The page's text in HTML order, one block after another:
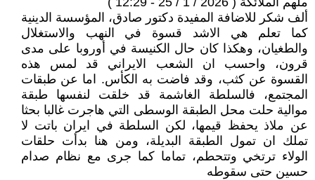
ألف شكر للاضافة المفيدة دكتور صادق، المؤسسة الدينية
كما تعلم هي الاشد قسوة في النهب والاستغلال
والطغيان، وهكذا كان حال الكنيسة في أوروبا على مدى
قرون، واحسب ان الشعب الايراني قد لمس هذه
القسوة عن كثب، وقد فاضت به‌ الكأس. اما عن طبقات
المجتمع، فالسلطة الغاشمة قد خلقت لنفسها طبقة
موالية حلت محل الطبقة الوسطى التي هاجرت غالبا بحثا
عن ملاذ يحفظ قيمها، لكن السلطة في ايران باتت لا
تملك ان تمول الطبقة البديلة، ومن هنا بدأت حلقات
الولاء ترتخي وتتحطم، تماما كما جرى مع نظام صدام
حسين حتى سقوطه